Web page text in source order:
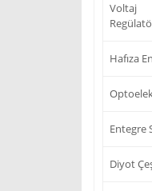
Voltaj
Hafıza
Entegre
Diyot